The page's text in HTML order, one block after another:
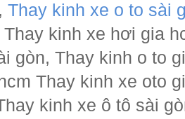
, Thay kinh xe o to sài
Thay kinh xe hơi gia
gòn, Thay kinh o to
Thay kinh xe oto
kinh xe ô tô sài